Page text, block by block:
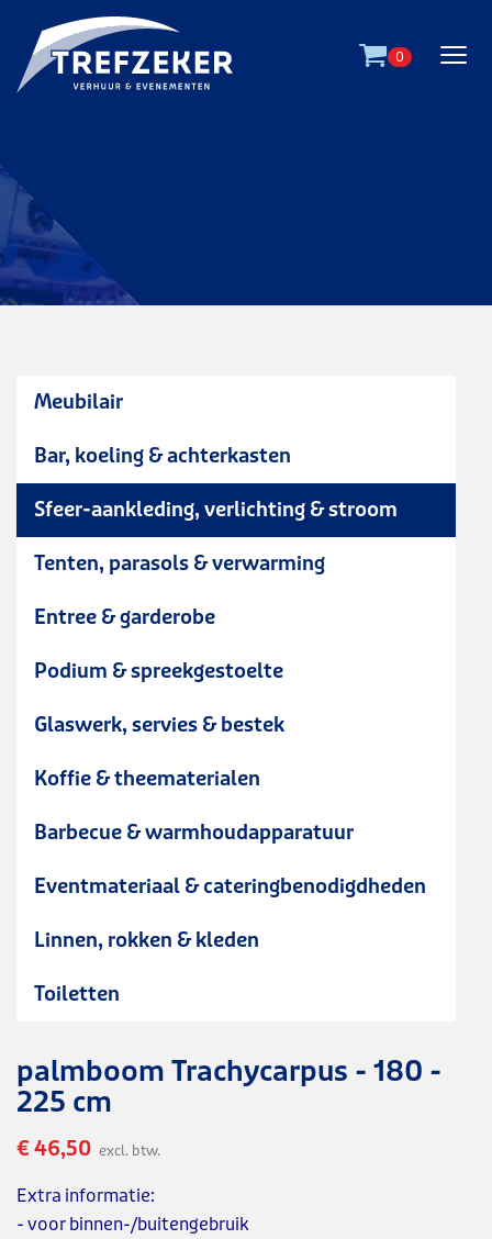
Ga direct naarde inhoud
0
palmboom Trachycarpus - 180
- 225 cm
Meubilair
Bar, koeling & achterkasten
Sfeer-aankleding, verlichting & stroom
Tenten, parasols & verwarming
Entree & garderobe
Podium & spreekgestoelte
Glaswerk, servies & bestek
Koffie & theematerialen
Barbecue & warmhoudapparatuur
Eventmateriaal & cateringbenodigdheden
Linnen, rokken & kleden
Toiletten
palmboom Trachycarpus - 180 -
225 cm
€ 46,50 excl. btw.
Extra informatie:
- voor binnen-/buitengebruik